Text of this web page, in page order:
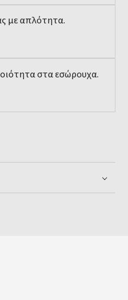
με απλότητα.
στα εσώρουχα.